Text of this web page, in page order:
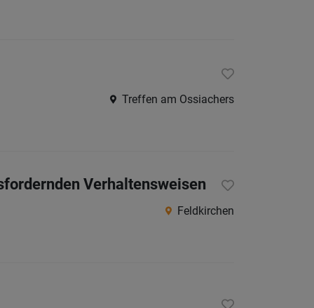
Treffen am Ossiachers
Verhaltensweisen
Feldkirchen